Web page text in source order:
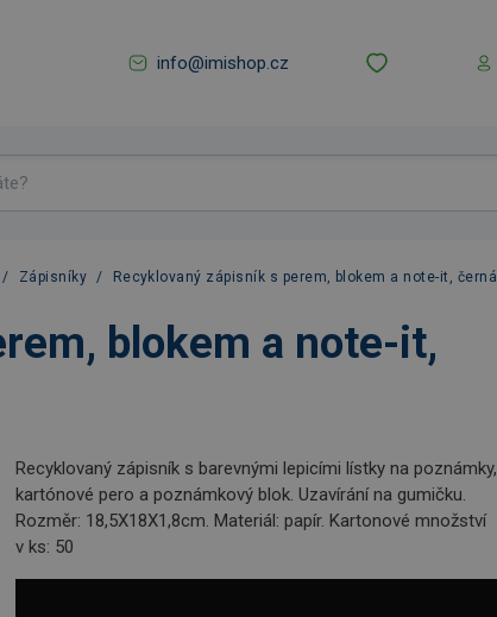
info@imishop.cz
/ Zápisníky / Recyklovaný zápisník s perem, blokem a note-it, černá
blokem a note-it,
Recyklovaný zápisník s barevnými lepicími lístky na poznámky,
kartónové pero a poznámkový blok. Uzavírání na gumičku.
Rozměr: 18,5X18X1,8cm. Materiál: papír. Kartonové množství
v ks: 50